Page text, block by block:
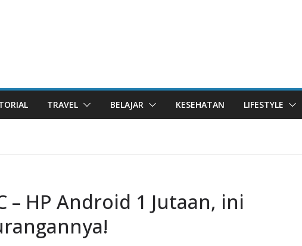
TRAVEL BELAJAR KESEHATAN LIFESTYLE
– HP Android 1 Jutaan, ini